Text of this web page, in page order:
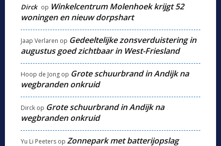
Dirck op Winkelcentrum Molenhoek krijgt 52
woningen en nieuw dorpshart
Jaap Verlaren op Gedeeltelijke zonsverduistering in
augustus goed zichtbaar in West-Friesland
Hoop de Jong op Grote schuurbrand in Andijk na
wegbranden onkruid
Dirck op Grote schuurbrand in Andijk na
wegbranden onkruid
Yu Li Peeters op Zonnepark met batterijopslag